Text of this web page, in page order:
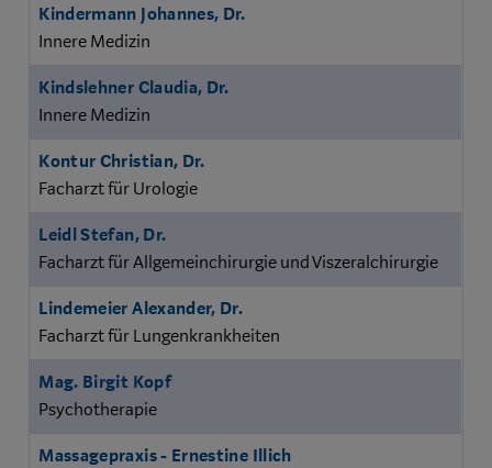
Kindermann Johannes, Dr.
Innere Medizin
Kindslehner Claudia, Dr.
Innere Medizin
Kontur Christian, Dr.
Facharzt für Urologie
Leidl Stefan, Dr.
Facharzt für Allgemeinchirurgie und Viszeralchirurgie
Lindemeier Alexander, Dr.
Facharzt für Lungenkrankheiten
Mag. Birgit Kopf
Psychotherapie
Massagepraxis - Ernestine Illich